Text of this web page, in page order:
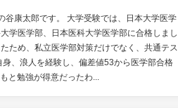
谷康太郎です。 大学受験では、日本大学医学
学医学部、日本医科大学医学部に合格しまし
ため、私立医学部対策だけでなく、共通テス
身、浪人を経験し、偏差値53から医学部合格
と勉強が得意だったわ...